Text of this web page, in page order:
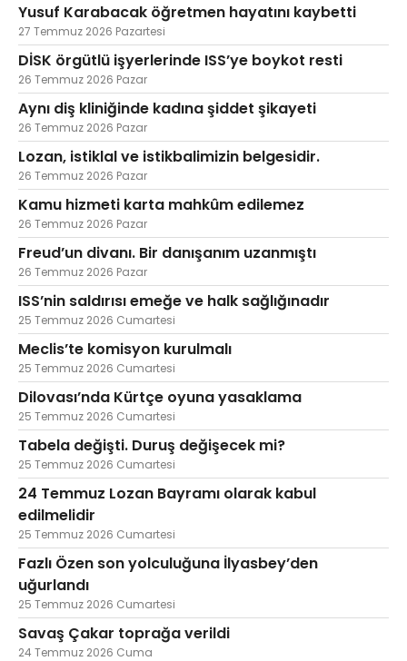
Yusuf Karabacak öğretmen hayatını kaybetti
27 Temmuz 2026 Pazartesi
DİSK örgütlü işyerlerinde ISS’ye boykot resti
26 Temmuz 2026 Pazar
Aynı diş kliniğinde kadına şiddet şikayeti
26 Temmuz 2026 Pazar
Lozan, istiklal ve istikbalimizin belgesidir.
26 Temmuz 2026 Pazar
Kamu hizmeti karta mahkûm edilemez
26 Temmuz 2026 Pazar
Freud’un divanı. Bir danışanım uzanmıştı
26 Temmuz 2026 Pazar
ISS’nin saldırısı emeğe ve halk sağlığınadır
25 Temmuz 2026 Cumartesi
Meclis’te komisyon kurulmalı
25 Temmuz 2026 Cumartesi
Dilovası’nda Kürtçe oyuna yasaklama
25 Temmuz 2026 Cumartesi
Tabela değişti. Duruş değişecek mi?
25 Temmuz 2026 Cumartesi
24 Temmuz Lozan Bayramı olarak kabul
edilmelidir
25 Temmuz 2026 Cumartesi
Fazlı Özen son yolculuğuna İlyasbey’den
uğurlandı
25 Temmuz 2026 Cumartesi
Savaş Çakar toprağa verildi
24 Temmuz 2026 Cuma